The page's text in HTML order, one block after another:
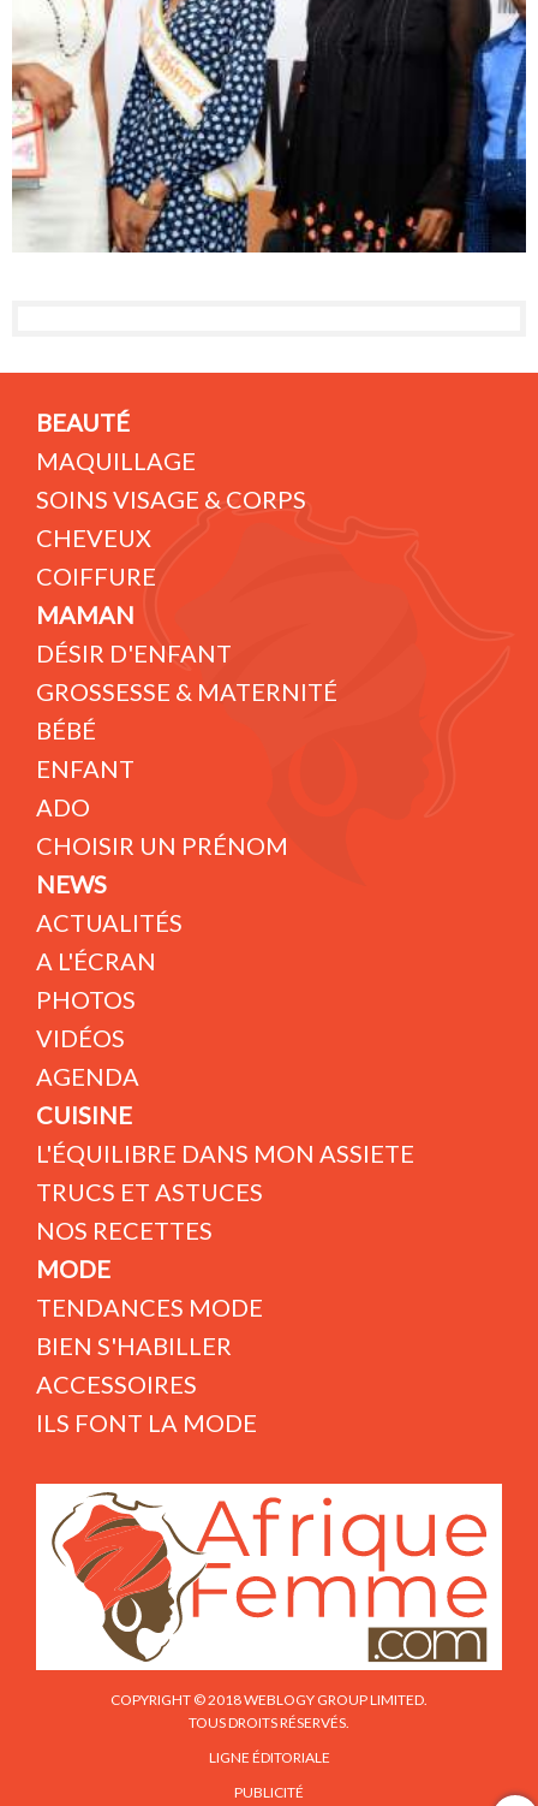
BEAUTÉ
MAQUILLAGE
SOINS VISAGE & CORPS
CHEVEUX
COIFFURE
MAMAN
DÉSIR D'ENFANT
GROSSESSE & MATERNITÉ
BÉBÉ
ENFANT
ADO
CHOISIR UN PRÉNOM
NEWS
ACTUALITÉS
A L'ÉCRAN
PHOTOS
VIDÉOS
AGENDA
CUISINE
L'ÉQUILIBRE DANS MON ASSIETE
TRUCS ET ASTUCES
NOS RECETTES
MODE
TENDANCES MODE
BIEN S'HABILLER
ACCESSOIRES
ILS FONT LA MODE
COPYRIGHT © 2018 WEBLOGY GROUP LIMITED.
TOUS DROITS RÉSERVÉS.
LIGNE ÉDITORIALE
PUBLICITÉ